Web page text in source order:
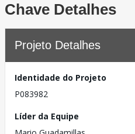
Chave Detalhes
Projeto Detalhes
Identidade do Projeto
P083982
Líder da Equipe